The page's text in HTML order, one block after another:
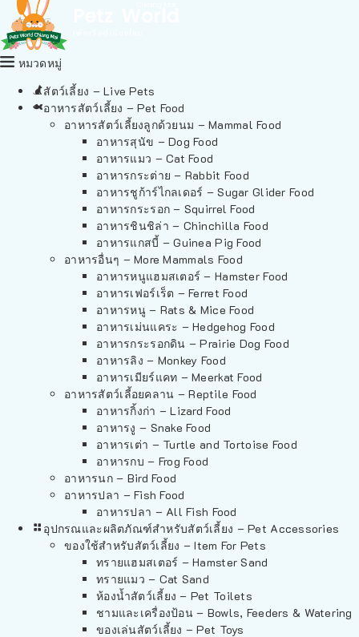
หมวดหมู่
สัตว์เลี้ยง – Live Pets
อาหารสัตว์เลี้ยง – Pet Food
อาหารสัตว์เลี้ยงลูกด้วยนม – Mammal Food
อาหารสุนัข – Dog Food
อาหารแมว – Cat Food
อาหารกระต่าย – Rabbit Food
อาหารชูก้าร์ไกลเดอร์ – Sugar Glider Food
อาหารกระรอก – Squirrel Food
อาหารชินชิล่า – Chinchilla Food
อาหารแกสบี้ – Guinea Pig Food
อาหารอื่นๆ – More Mammals Food
อาหารหนูแฮมสเตอร์ – Hamster Food
อาหารเฟอร์เร็ต – Ferret Food
อาหารหนู – Rats & Mice Food
อาหารเม่นแคระ – Hedgehog Food
อาหารกระรอกดิน – Prairie Dog Food
อาหารลิง – Monkey Food
อาหารเมียร์แคท – Meerkat Food
อาหารสัตว์เลี้อยคลาน – Reptile Food
อาหารกิ้งก่า – Lizard Food
อาหารงู – Snake Food
อาหารเต่า – Turtle and Tortoise Food
อาหารกบ – Frog Food
อาหารนก – Bird Food
อาหารปลา – Fish Food
อาหารปลา – All Fish Food
อุปกรณและผลิตภัณฑ์สำหรับสัตว์เลี้ยง – Pet Accessories
ของใช้สำหรับสัตว์เลี้ยง – Item For Pets
ทรายแฮมสเตอร์ – Hamster Sand
ทรายแมว – Cat Sand
ห้องน้ำสัตว์เลี้ยง – Pet Toilets
ชามและเครื่องป้อน – Bowls, Feeders & Watering
ของเล่นสัตว์เลี้ยง – Pet Toys